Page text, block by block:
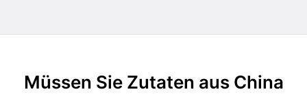
Müssen Sie Zutaten aus China